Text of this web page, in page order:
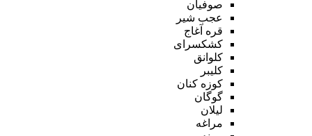
صوفیان
عجب شیر
قره آغاج
کشکسرای
کلوانق
کلیبر
کوزه کنان
گوگان
لیلان
مراغه